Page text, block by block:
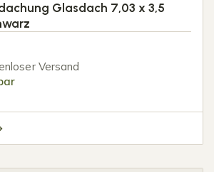
Glasdach 7,03 x 3,5
Versand